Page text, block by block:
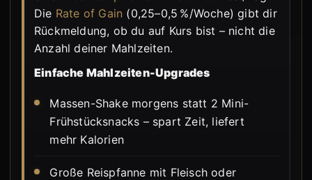
Die Rate of Gain (0,25–0,5 %/Woche) gibt dir
Rückmeldung, ob du auf Kurs bist – nicht die
Anzahl deiner Mahlzeiten.
Einfache Mahlzeiten-Upgrades
Massen-Shake morgens statt 2 Mini-
Frühstücksnacks – spart Zeit, liefert
mehr Kalorien
Große Reispfanne mit Fleisch oder